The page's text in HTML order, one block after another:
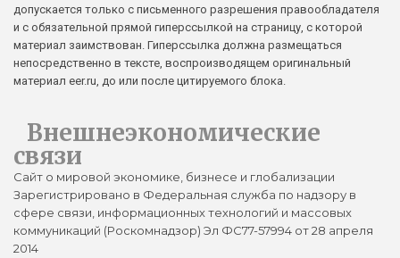
допускается только с письменного разрешения правообладателя
и с обязательной прямой гиперссылкой на страницу, с которой
материал заимствован. Гиперссылка должна размещаться
непосредственно в тексте, воспроизводящем оригинальный
материал eer.ru, до или после цитируемого блока.
Внешнеэкономические
связи
Сайт о мировой экономике, бизнесе и глобализации
Зарегистрировано в Федеральная служба по надзору в
сфере связи, информационных технологий и массовых
коммуникаций (Роскомнадзор) Эл ФС77-57994 от 28 апреля
2014